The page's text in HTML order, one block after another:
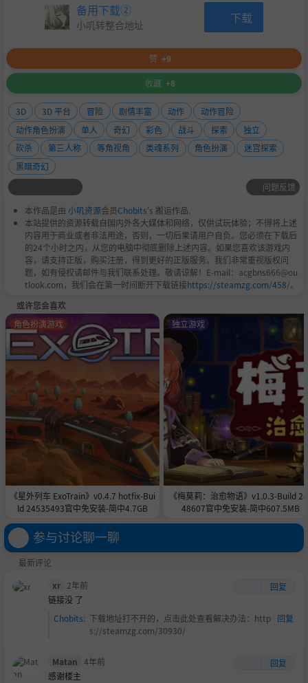
备用下载②
小叽转整合地址 下载
赞 +9
收藏 +8
3D 3D 平台 冒险 剧情丰富 动作
动作冒险
动作角色扮演
单人 奇幻 彩色 战斗 探索
独立
砍杀
第三人称 等角视角 类魂系列 角色扮演
迷宫探索
黑暗奇幻
问题反馈
本作品是由 小叽资源会员Chobits's 搬运作品.
本站提供的资源转载自国内外各大媒体和网络，仅供试玩体验；不得将上述
内容用于商业或者非法用途，否则，一切后果请用户自负。您必须在下载后
的24个小时之内，从您的电脑中彻底删除上述内容。如果您喜欢该游戏内
容，请支持正版，购买注册，得到更好的正版服务。我们非常重视版权问
题，如有侵权请邮件与我们联系处理。敬请谅解！E-mail：acgbns666@ou
tlook.com，我们会在第一时间断开下载链接https://steamzg.com/458/。
或许您会喜欢
《星外列车 ExoTrain》v0.4.7 hotfix-Bui
ld 24535493官中免安装-简中4.7GB
角色扮演游戏
《梅莫莉：治愈物语》v1.0.3-Build
48607官中免安装-简中607.5MB
独立游戏
参与讨论聊一聊
最新评论
xr 2年前
回复
链接没 了
Chobits: 下载地址打不开的，点击此处查看解决办法：http
s://steamzg.com/30930/
回复
Matan 4年前
回复
感谢楼主